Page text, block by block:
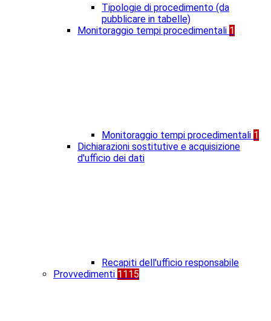
Tipologie di procedimento (da
pubblicare in tabelle)
Monitoraggio tempi procedimentali 1
Monitoraggio tempi procedimentali 1
Dichiarazioni sostitutive e acquisizione
d'ufficio dei dati
Recapiti dell'ufficio responsabile
Provvedimenti 1115